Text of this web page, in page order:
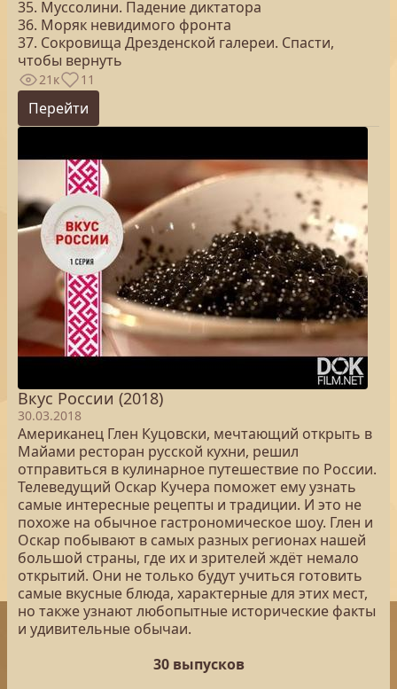
35. Муссолини. Падение диктатора
36. Моряк невидимого фронта
37. Сокровища Дрезденской галереи. Спасти,
чтобы вернуть
21к 11
Перейти
Вкус России (2018)
30.03.2018
Американец Глен Куцовски, мечтающий открыть в
Майами ресторан русской кухни, решил
отправиться в кулинарное путешествие по России.
Телеведущий Оскар Кучера поможет ему узнать
самые интересные рецепты и традиции. И это не
похоже на обычное гастрономическое шоу. Глен и
Оскар побывают в самых разных регионах нашей
большой страны, где их и зрителей ждёт немало
открытий. Они не только будут учиться готовить
самые вкусные блюда, характерные для этих мест,
но также узнают любопытные исторические факты
и удивительные обычаи.
30 выпусков